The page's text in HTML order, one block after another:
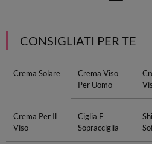
CONSIGLIATI PER TE
Crema Solare
Crema Viso
Per Uomo
Crema Per Il
Viso
Ciglia E
Sopracciglia